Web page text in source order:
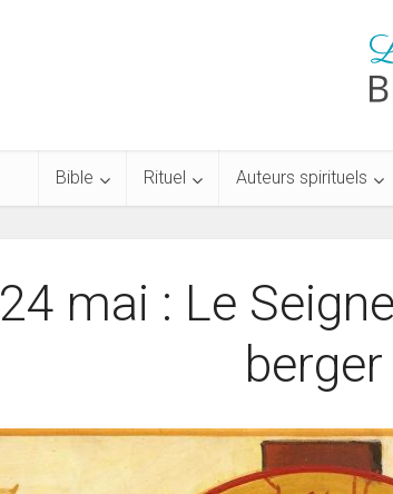
Bible Rituel Auteurs spirituels
24 mai : Le
berger